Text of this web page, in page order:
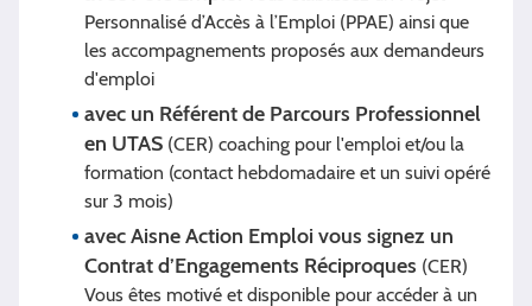
Personnalisé d’Accès à l’Emploi (PPAE) ainsi que
les accompagnements proposés aux demandeurs
d'emploi
avec un Référent de Parcours Professionnel
en UTAS (CER) coaching pour l'emploi et/ou la
formation (contact hebdomadaire et un suivi opéré
sur 3 mois)
avec Aisne Action Emploi vous signez un
Contrat d’Engagements Réciproques (CER)
Vous êtes motivé et disponible pour accéder à un